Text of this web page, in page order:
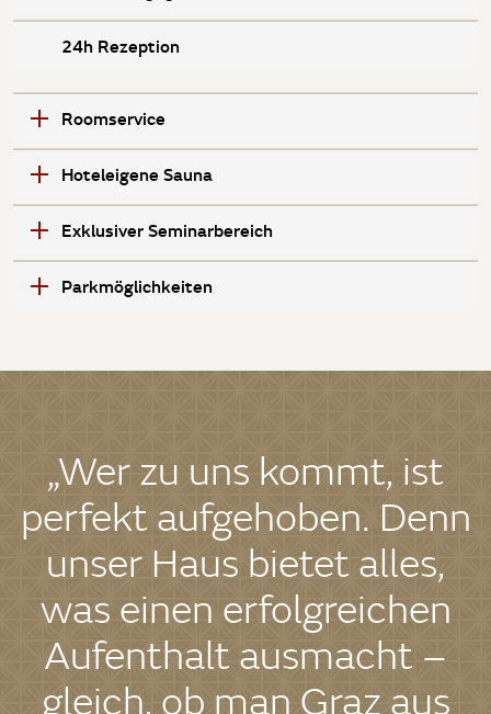
24h Rezeption
Roomservice
Hoteleigene Sauna
Exklusiver Seminarbereich
Parkmöglichkeiten
„Wer zu uns kommt, ist
perfekt aufgehoben. Denn
unser Haus bietet alles,
was einen erfolgreichen
Aufenthalt ausmacht –
gleich, ob man Graz aus